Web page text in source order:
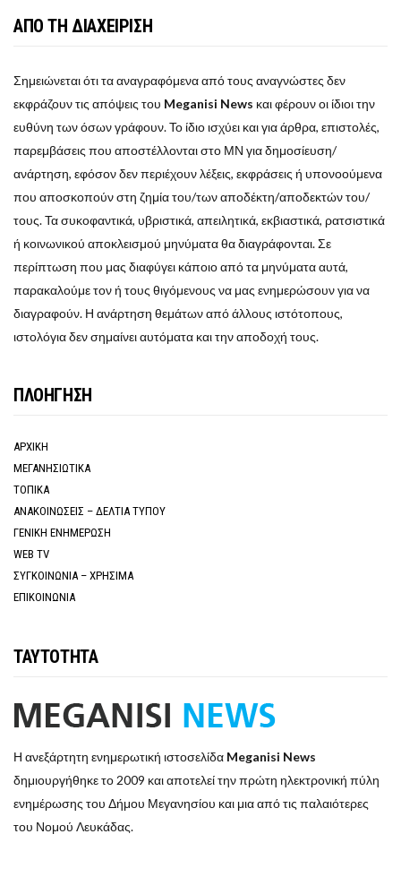
ΑΠΟ ΤΗ ΔΙΑΧΕΙΡΙΣΗ
Σημειώνεται ότι τα αναγραφόμενα από τους αναγνώστες δεν
εκφράζουν τις απόψεις του Meganisi News και φέρουν οι ίδιοι την
ευθύνη των όσων γράφουν. Το ίδιο ισχύει και για άρθρα, επιστολές,
παρεμβάσεις που αποστέλλονται στο ΜΝ για δημοσίευση/
ανάρτηση, εφόσον δεν περιέχουν λέξεις, εκφράσεις ή υπονοούμενα
που αποσκοπούν στη ζημία του/των αποδέκτη/αποδεκτών του/
τους. Τα συκοφαντικά, υβριστικά, απειλητικά, εκβιαστικά, ρατσιστικά
ή κοινωνικού αποκλεισμού μηνύματα θα διαγράφονται. Σε
περίπτωση που μας διαφύγει κάποιο από τα μηνύματα αυτά,
παρακαλούμε τον ή τους θιγόμενους να μας ενημερώσουν για να
διαγραφούν. Η ανάρτηση θεμάτων από άλλους ιστότοπους,
ιστολόγια δεν σημαίνει αυτόματα και την αποδοχή τους.
ΠΛΟΗΓΗΣΗ
ΑΡΧΙΚΗ
ΜΕΓΑΝΗΣΙΩΤΙΚΑ
ΤΟΠΙΚΑ
ΑΝΑΚΟΙΝΩΣΕΙΣ – ΔΕΛΤΙΑ ΤΥΠΟΥ
ΓΕΝΙΚΗ ΕΝΗΜΕΡΩΣΗ
WEB TV
ΣΥΓΚΟΙΝΩΝΙΑ – ΧΡΗΣΙΜΑ
ΕΠΙΚΟΙΝΩΝΙΑ
ΤΑΥΤΟΤΗΤΑ
Η ανεξάρτητη ενημερωτική ιστοσελίδα Meganisi News
δημιουργήθηκε το 2009 και αποτελεί την πρώτη ηλεκτρονική πύλη
ενημέρωσης του Δήμου Μεγανησίου και μια από τις παλαιότερες
του Νομού Λευκάδας.